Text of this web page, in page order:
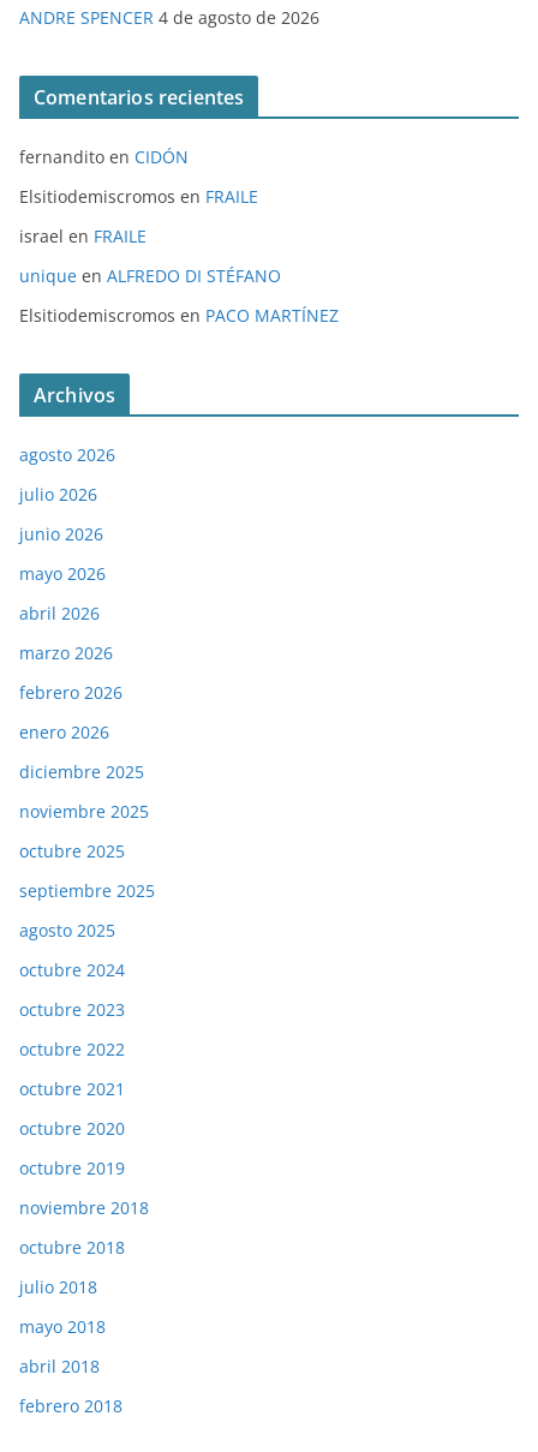
ANDRE SPENCER 4 de agosto de 2026
Comentarios recientes
fernandito en CIDÓN
Elsitiodemiscromos en FRAILE
israel en FRAILE
unique en ALFREDO DI STÉFANO
Elsitiodemiscromos en PACO MARTÍNEZ
Archivos
agosto 2026
julio 2026
junio 2026
mayo 2026
abril 2026
marzo 2026
febrero 2026
enero 2026
diciembre 2025
noviembre 2025
octubre 2025
septiembre 2025
agosto 2025
octubre 2024
octubre 2023
octubre 2022
octubre 2021
octubre 2020
octubre 2019
noviembre 2018
octubre 2018
julio 2018
mayo 2018
abril 2018
febrero 2018